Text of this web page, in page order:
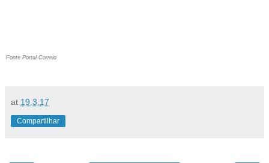
Fonte Portal Correio
at 19.3.17
Compartilhar